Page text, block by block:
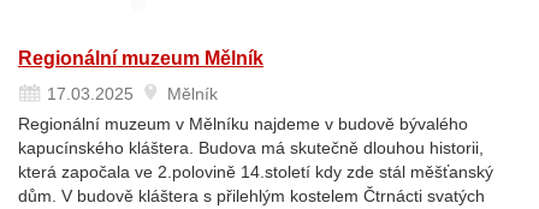
Regionální muzeum Mělník
17.03.2025
Mělník
Regionální muzeum v Mělníku najdeme v budově bývalého
kapucínského kláštera. Budova má skutečně dlouhou historii,
která započala ve 2.polovině 14.století kdy zde stál měšťanský
dům. V budově kláštera s přilehlým kostelem Čtrnácti svatých